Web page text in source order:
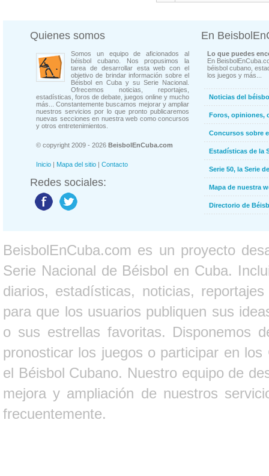
Quienes somos
Somos un equipo de aficionados al
béisbol cubano. Nos propusimos la
tarea de desarrollar esta web con el
objetivo de brindar información sobre el
Béisbol en Cuba y su Serie Nacional.
Ofrecemos noticias, reportajes,
estadísticas, foros de debate, juegos online y mucho
más... Constantemente buscamos mejorar y ampliar
nuestros servicios por lo que pronto publicaremos
nuevas secciones en nuestra web como concursos
y otros entretenimientos.
© copyright 2009 - 2026 BeisbolEnCuba.com
Inicio | Mapa del sitio | Contacto
Redes sociales:
En
Lo que puedes
En
béisbol cubano,
los juegos y más...
Noticias del
Foros, opiniones,
Concursos sobre
Estadísticas de la
Serie 50, la Serie
Mapa de nuestra
Directorio de
BeisbolEnCuba.com es un proyecto
Serie Nacional de Béisbol en Cuba.
diarios, estadísticas, noticias,
para que los usuarios publiquen sus
o sus estrellas favoritas. Disponemos
pronosticar los juegos o participar en
el Béisbol Cubano. Nuestro equipo de
mejora y ampliación de nuestros
frecuentemente.